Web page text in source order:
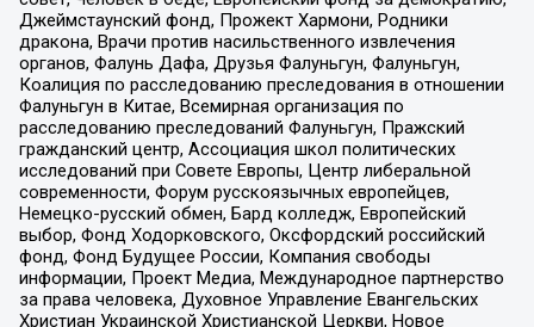
Джеймстаунский фонд, Прожект Хармони, Родники
дракона, Врачи против насильственного извлечения
органов, Фалунь Дафа, Друзья Фалуньгун, Фалуньгун,
Коалиция по расследованию преследования в отношении
Фалуньгун в Китае, Всемирная организация по
расследованию преследований Фалуньгун, Пражский
гражданский центр, Ассоциация школ политических
исследований при Совете Европы, Центр либеральной
современности, Форум русскоязычных европейцев,
Немецко-русский обмен, Бард колледж, Европейский
выбор, Фонд Ходорковского, Оксфордский российский
фонд, Фонд Будущее России, Компания свободы
информации, Проект Медиа, Международное партнерство
за права человека, Духовное Управление Евангельских
Христиан Украинской Христианской Церкви, Новое